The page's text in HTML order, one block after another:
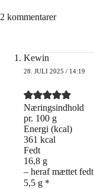
2 kommentarer
Kewin
28. JULI 2025 / 14:19
Næringsindhold
pr. 100 g
Energi (kcal)
361 kcal
Fedt
16,8 g
– heraf mættet fedt
5,5 g＊